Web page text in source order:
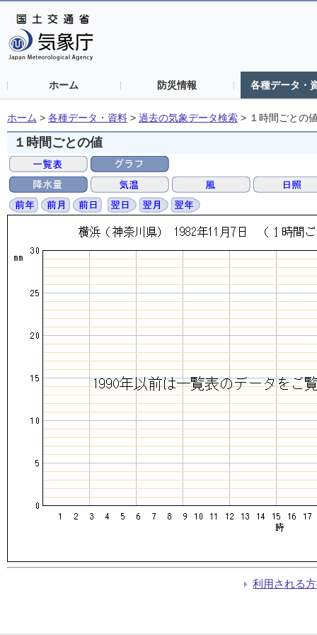
ホーム 防災情報 各種データ・
ホーム > 各種データ・資料 > 過去の気象データ検索 > １時間ごとの
１時間ごとの値
利用される